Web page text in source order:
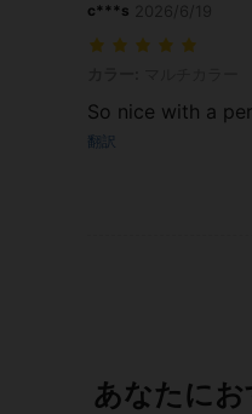
c***s
So nice with a
翻訳
あなたにお